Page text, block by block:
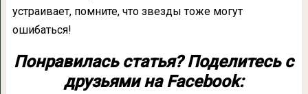
устраивает, помните, что звезды тоже могут
ошибаться!
Понравилась статья? Поделитесь с
друзьями на Facebook: